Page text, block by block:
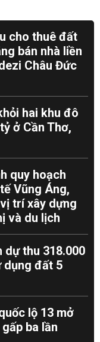
cho thuê đất
bán nhà liền
Châu Đức
hai khu đô
ở Cần Thơ,
quy hoạch
Vũng Áng,
trí xây dựng
và du lịch
dự thu 318.000
dụng đất 5
lộ 13 mở
ba lần